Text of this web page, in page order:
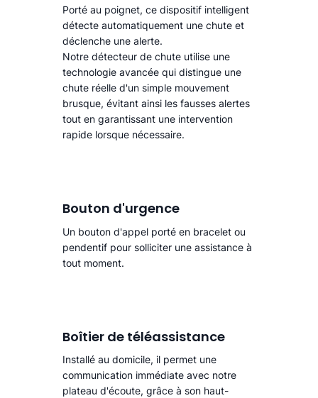
Porté au poignet, ce dispositif intelligent
détecte automatiquement une chute et
déclenche une alerte.​
Notre détecteur de chute utilise une
technologie avancée qui distingue une
chute réelle d'un simple mouvement
brusque, évitant ainsi les fausses alertes
tout en garantissant une intervention
rapide lorsque nécessaire.
Bouton d'urgence
Un bouton d'appel porté en bracelet ou
pendentif pour solliciter une assistance à
tout moment.
Boîtier de téléassistance
Installé au domicile, il permet une
communication immédiate avec notre
plateau d'écoute, grâce à son haut-